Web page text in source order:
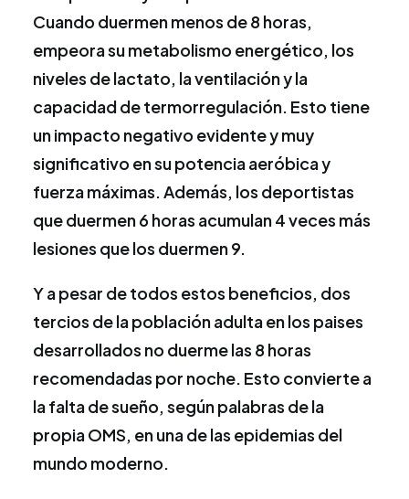
Cuando duermen menos de 8 horas,
empeora su metabolismo energético, los
niveles de lactato, la ventilación y la
capacidad de termorregulación. Esto tiene
un impacto negativo evidente y muy
significativo en su potencia aeróbica y
fuerza máximas. Además, los deportistas
que duermen 6 horas acumulan 4 veces más
lesiones que los duermen 9.
Y a pesar de todos estos beneficios, dos
tercios de la población adulta en los paises
desarrollados no duerme las 8 horas
recomendadas por noche. Esto convierte a
la falta de sueño, según palabras de la
propia OMS, en una de las epidemias del
mundo moderno.